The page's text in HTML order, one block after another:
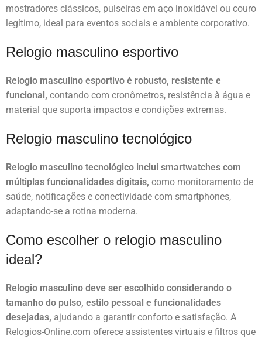
mostradores clássicos, pulseiras em aço inoxidável ou couro
legítimo, ideal para eventos sociais e ambiente corporativo.
Relogio masculino esportivo
Relogio masculino esportivo é robusto, resistente e
funcional, contando com cronômetros, resistência à água e
material que suporta impactos e condições extremas.
Relogio masculino tecnológico
Relogio masculino tecnológico inclui smartwatches com
múltiplas funcionalidades digitais, como monitoramento de
saúde, notificações e conectividade com smartphones,
adaptando-se a rotina moderna.
Como escolher o relogio masculino
ideal?
Relogio masculino deve ser escolhido considerando o
tamanho do pulso, estilo pessoal e funcionalidades
desejadas, ajudando a garantir conforto e satisfação. A
Relogios-Online.com oferece assistentes virtuais e filtros que